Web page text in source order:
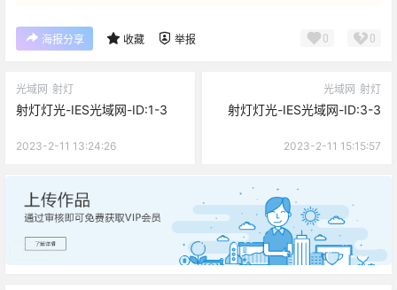
海报分享 收藏 举报 0 0
光域网 射灯
射灯灯光-IES光域网-ID:1-3
2023-2-11 13:24:26
光域网 射灯
射灯灯光-IES光域网-ID:3-3
2023-2-11 15:15:57
广告